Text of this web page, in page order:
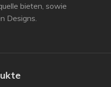
bieten, sowie
Designs.